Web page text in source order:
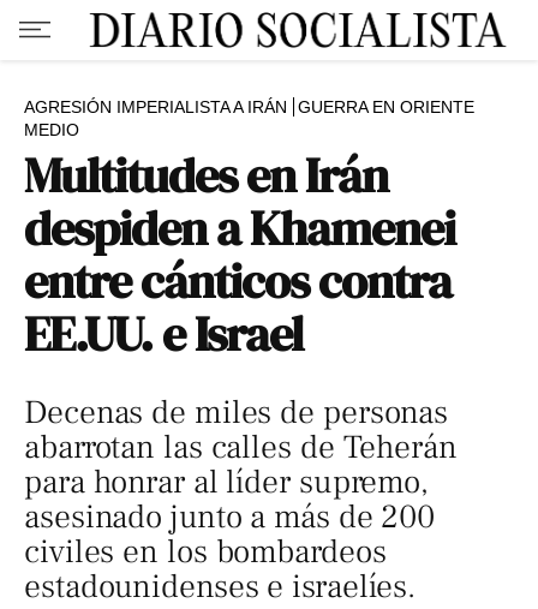
AGRESIÓN IMPERIALISTA A IRÁN
GUERRA EN ORIENTE
MEDIO
Multitudes en Irán
despiden a Khamenei
entre cánticos contra
EE.UU. e Israel
Decenas de miles de personas
abarrotan las calles de Teherán
para honrar al líder supremo,
asesinado junto a más de 200
civiles en los bombardeos
estadounidenses e israelíes.